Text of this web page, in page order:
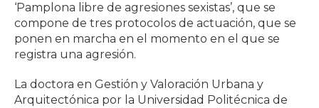
‘Pamplona libre de agresiones sexistas’, que se
compone de tres protocolos de actuación, que se
ponen en marcha en el momento en el que se
registra una agresión.
La doctora en Gestión y Valoración Urbana y
Arquitectónica por la Universidad Politécnica de